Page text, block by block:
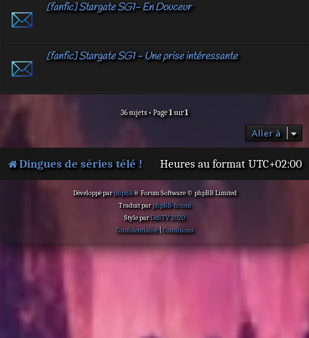
[fanfic] Stargate SG1- En Douceur
[fanfic] Stargate SG1 - Une prise intéressante
36 sujets • Page1sur1
Aller à
Dingues de séries télé ! Heures au format UTC+02:00
Développé parphpBB® Forum Software © phpBB Limited
Traduit parphpBB-fr.com
Style parDdSTV 2020
Confidentialité|Conditions